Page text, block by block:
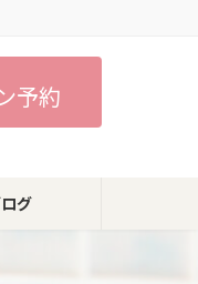
予約
グ